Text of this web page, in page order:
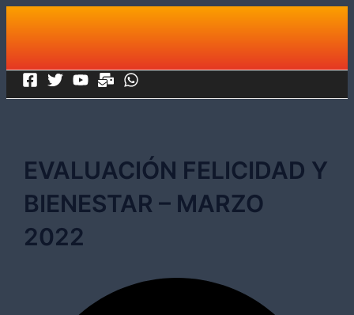
Ir
EVALUACIÓN FELICIDAD Y
BIENESTAR – MARZO
2022